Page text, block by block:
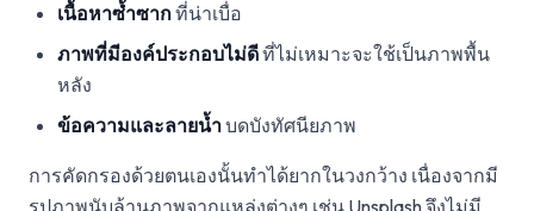
เนื้อหาซ้ำซากที่น่าเบื่อ
ภาพที่มีองค์ประกอบไม่ดีที่ไม่เหมาะจะใช้เป็นภาพพื้น
หลัง
ข้อความและลายน้ำบดบังทัศนียภาพ
การคัดกรองด้วยตนเองนั้นทำได้ยากในวงกว้าง เนื่องจากมี
รูปภาพนับล้านภาพจากแหล่งต่างๆ เช่น Unsplash จึงไม่มี